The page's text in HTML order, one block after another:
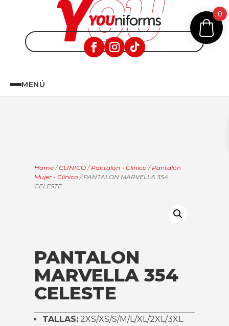
MENÚ
Home /CLÍNICO /Pantalón - Clínico /Pantalón
Mujer - Clínico / PANTALON MARVELLA 354
CELESTE
PANTALON
MARVELLA 354
CELESTE
TALLAS: 2XS/XS/S/M/L/XL/2XL/3XL
0